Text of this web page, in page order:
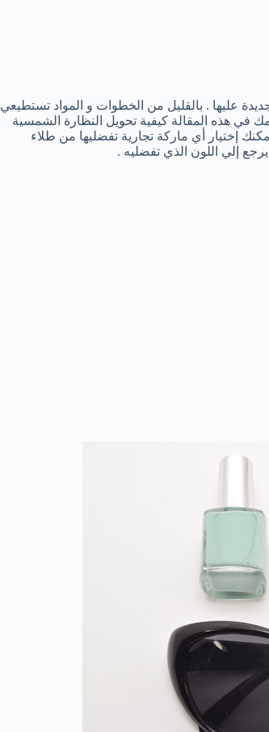
عليها . بالقليل من الخطوات و المواد تستطيعي
في هذه المقالة كيفية تحويل النظارة الشمسية
إختيار أي ماركة تجارية تفضليها من طلاء
إلي اللون الذي تفضليه .